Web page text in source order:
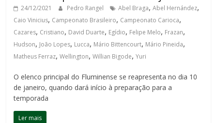
24/12/2021 Pedro Rangel Abel Braga,Abel Hernández,
Caio Vinicius, Campeonato Brasileiro, Campeonato Carioca,
Cazares, Cristiano, David Duarte, Egídio, Felipe Melo, Frazan,
Hudson, João Lopes, Lucca, Mário Bittencourt, Mário Pineida,
Matheus Ferraz,Wellington,Willian Bigode,Yuri
O elenco principal do Fluminense se reapresenta no dia 10
de janeiro, quando dará início à preparação para a
temporada
Ler mais